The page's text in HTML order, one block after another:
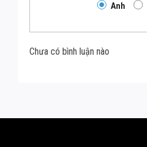
Anh
Chưa có bình luận nào